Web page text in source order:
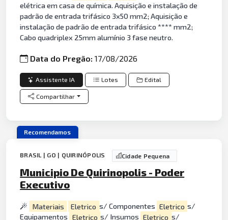
elétrica em casa de química. Aquisição e instalação de
padrão de entrada trifásico 3x50 mm2; Aquisição e
instalação de padrão de entrada trifásico **** mm2;
Cabo quadriplex 25mm alumínio 3 fase neutro.
Data do Pregão:17/08/2026
Assistente IA Lotes Edital
Compartilhar
Recomendamos
BRASIL | GO | QUIRINÓPOLIS Cidade Pequena
Municipio De Quirinopolis - Poder
Executivo
Materiais Eletrico s/ Componentes Eletrico s/
Equipamentos Eletrico s/ Insumos Eletrico s/